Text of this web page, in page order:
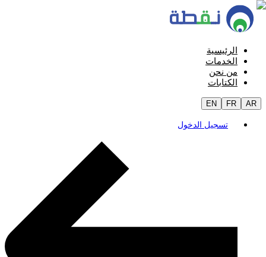
الرئيسية
الخدمات
من نحن
الكتابات
EN FR AR
تسجيل الدخول